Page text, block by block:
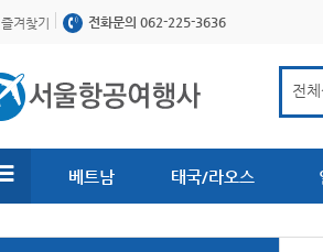
즐겨찾기 전화문의 062-225-3636
베트남 태국/라오스